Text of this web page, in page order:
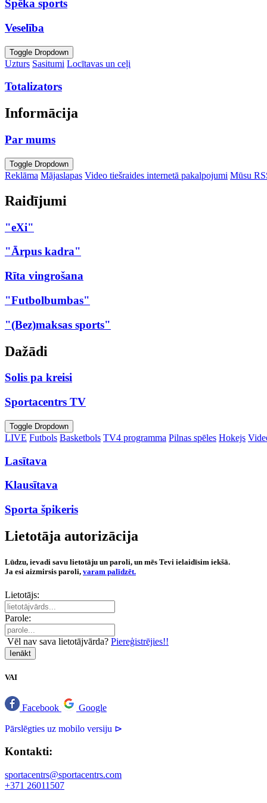
Spēka sports
Veselība
Toggle Dropdown
Uzturs Sasitumi Locītavas un ceļi
Totalizators
Informācija
Par mums
Toggle Dropdown
Reklāma Mājaslapas Video tiešraides internetā pakalpojumi Mūsu
Raidījumi
"eXi"
"Ārpus kadra"
Rīta vingrošana
"Futbolbumbas"
"(Bez)maksas sports"
Dažādi
Solis pa kreisi
Sportacentrs TV
Toggle Dropdown
LIVE Futbols Basketbols TV4 programma Pilnas spēles Hokejs
Lasītava
Klausītava
Sporta špikeris
Lietotāja autorizācija
Lūdzu, ievadi savu lietotāju un paroli, un mēs Tevi ielaidīsim iekšā.
Ja esi aizmirsis paroli, varam palīdzēt.
Lietotājs:
Parole:
Vēl nav sava lietotājvārda? Piereģistrējies!!
Ienākt
VAI
Facebook Google
Pārslēgties uz mobilo versiju ⊳
Kontakti:
sportacentrs@sportacentrs.com
+371 26011507